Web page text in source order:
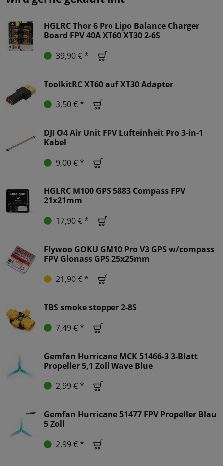
HGLRC Thor 6 Pro Lipo Balance Charger
Board FPV 40A XT60 XT30 2-6S
39,90 € *
ToolkitRC XT60 auf XT30 Adapter
3,50 € *
DJI O4 Air Unit FPV Lufteinheit Pro 3-in-1
Kabel
9,00 € *
HGLRC M100 GPS 5883 Compass FPV
21x21mm
17,90 € *
Flywoo GOKU GM10 Pro V3 GPS w/compass
FPV Glonass GPS 25x25mm
21,90 € *
TBS smoke stopper 2-8S
7,49 € *
Gemfan Hurricane MCK 51466-3 3-Blatt
Propeller 5,1 Zoll Wave Blue
2,99 € *
Gemfan Hurricane 51477 FPV Propeller Blau
5 Zoll
2,99 € *